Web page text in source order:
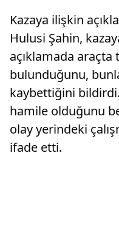
Kazaya ilişkin
Hulusi Şahin,
açıklamada
bulunduğunu,
kaybettiğini
hamile olduğunu
olay yerindeki
ifade etti.